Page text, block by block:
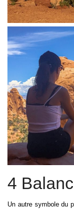
4
Un autre symbole du